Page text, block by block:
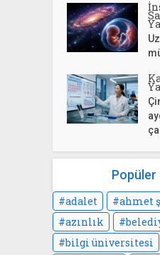
adalet ahmet
azınlık
bilgi üniversitesi